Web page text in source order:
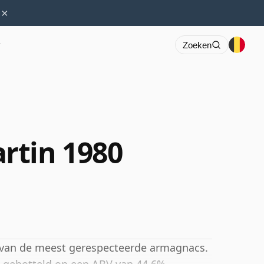
×
Zoeken
1980
de meest gerespecteerde armagnacs.